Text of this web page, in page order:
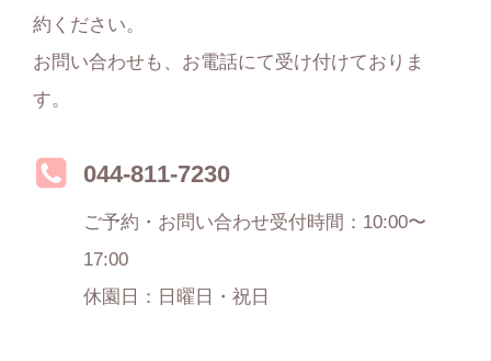
約ください。
お問い合わせも、お電話にて受け付けておりま
す。
044-811-7230
ご予約・お問い合わせ受付時間：10:00〜
17:00
休園日：日曜日・祝日